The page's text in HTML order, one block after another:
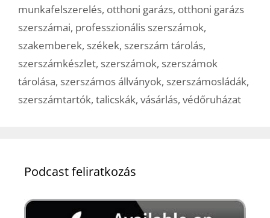
munkafelszerelés, otthoni garázs, otthoni garázs
szerszámai, professzionális szerszámok,
szakemberek, székek, szerszám tárolás,
szerszámkészlet, szerszámok, szerszámok
tárolása, szerszámos állványok, szerszámosládák,
szerszámtartók, talicskák, vásárlás, védőruházat
Podcast feliratkozás